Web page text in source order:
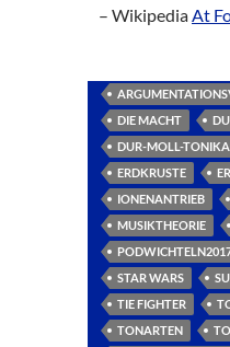
– WikipediaAt
DIE MACHT
DUR-MOLL-TONIKA
ERDKRUSTE
IONENANTRIEB
MUSIKTHEORIE
STAR WARS
TIE FIGHTER
TONARTEN